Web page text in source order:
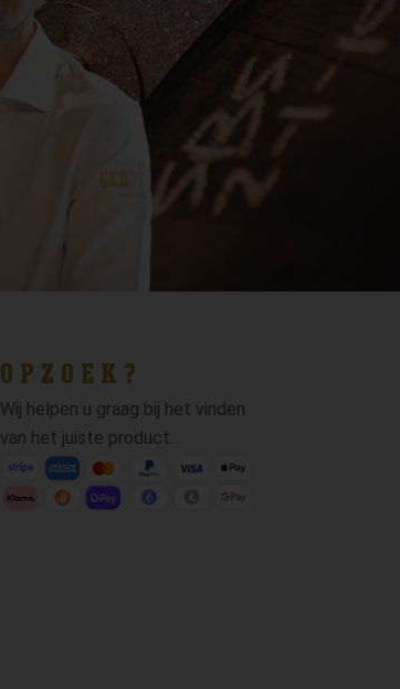
OPZOEK?
Wij helpen u graag bij het vinden
van het juiste product.